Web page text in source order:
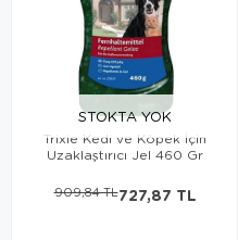
STOKTA YOK
Trixie Kedi ve Köpek İçin
Uzaklaştırıcı Jel 460 Gr
727,87 TL
909,84 TL